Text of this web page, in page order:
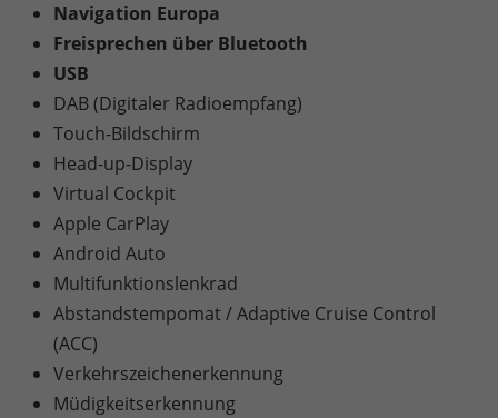
Navigation Europa
Freisprechen über Bluetooth
USB
DAB (Digitaler Radioempfang)
Touch-Bildschirm
Head-up-Display
Virtual Cockpit
Apple CarPlay
Android Auto
Multifunktionslenkrad
Abstandstempomat / Adaptive Cruise Control
(ACC)
Verkehrszeichenerkennung
Müdigkeitserkennung